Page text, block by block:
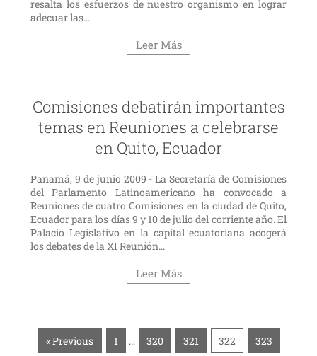
resalta los esfuerzos de nuestro organismo en lograr
adecuar las...
Leer Más
Comisiones debatirán importantes
temas en Reuniones a celebrarse
en Quito, Ecuador
Panamá, 9 de junio 2009 - La Secretaría de Comisiones
del Parlamento Latinoamericano ha convocado a
Reuniones de cuatro Comisiones en la ciudad de Quito,
Ecuador para los días 9 y 10 de julio del corriente año. El
Palacio Legislativo en la capital ecuatoriana acogerá
los debates de la XI Reunión...
Leer Más
« Previous 1 … 320 321 322 323